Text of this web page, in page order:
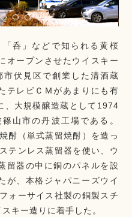
呑」などで知られる黄桜
オープンさせたウイスキー
伏見区で創業した清酒蔵
テレビＣＭがあまりにも有
、大規模醸造蔵として1974
山市の丹波工場である。
酎（単式蒸留焼酎）を造っ
テンレス蒸留器を使い、ウ
留器の中に銅のパネルを設
が、本格ジャパニーズウイ
ォーサイス社製の銅製スチ
キー造りに着手した。